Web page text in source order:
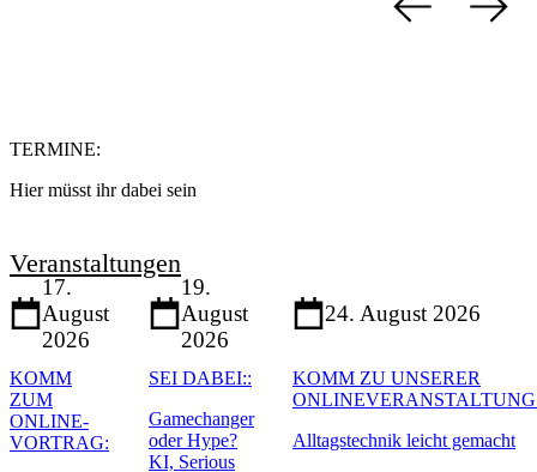
TERMINE:
Hier müsst ihr dabei sein
Veranstaltungen
17.
August
2026
KOMM
ZUM
ONLINE-
VORTRAG:
19.
August
2026
SEI DABEI::
Gamechanger
oder Hype?
KI, Serious
24. August 2026
KOMM ZU UNSERER
Alltagstechnik leicht gemacht